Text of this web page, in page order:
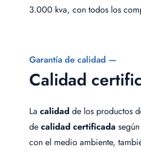
3.000 kva, con todos los
Garantía de calidad —
Calidad
La calidad de los productos
decalidad certificada
con el medio ambiente,